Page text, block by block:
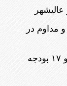
مداوم در
کمک ها و مساعدت های مالی از ماده ۱۶ و ۱۷ بودجه